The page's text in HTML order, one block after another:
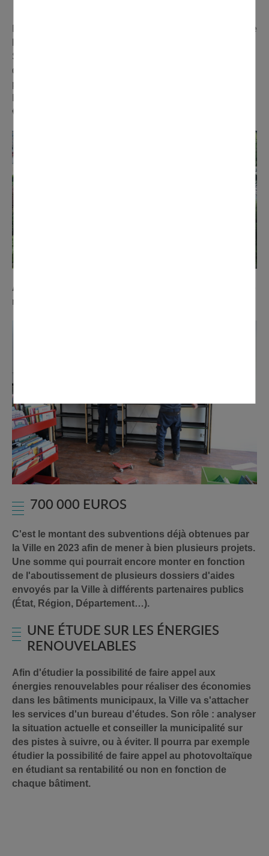
Des travaux de toiture étaient programmés à la Maison de
Sociale (CCAS). Ils ont permis de remettre à neuf le toit
des deux bâtiments, mais également leur isolation,
permettant de lutter contre les déperditions d'énergie.
€ (CCAS).
À la médiathèque,
reprendre des murs abimés du bâtiment
700 000 EUROS
C'est le montant des subventions déjà obtenues par
la Ville en 2023 afin de mener à bien plusieurs projets.
Une somme qui pourrait encore monter en fonction
de l'aboutissement de plusieurs dossiers d'aides
envoyés par la Ville à différents partenaires publics
(État, Région, Département…).
UNE ÉTUDE SUR LES ÉNERGIES
RENOUVELABLES
Afin d'étudier la possibilité de faire appel aux
énergies renouvelables pour réaliser des économies
dans les bâtiments municipaux, la Ville va s'attacher
les services d'un bureau d'études. Son rôle : analyser
la situation actuelle et conseiller la municipalité sur
des pistes à suivre, ou à éviter. Il pourra par exemple
étudier la possibilité de faire appel au photovoltaïque
en étudiant sa rentabilité ou non en fonction de
chaque bâtiment.